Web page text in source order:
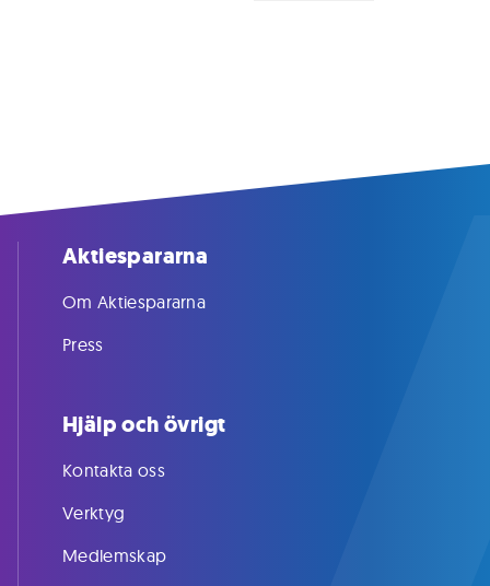
Aktiespararna
Om Aktiespararna
Press
Hjälp och övrigt
Kontakta oss
Verktyg
Medlemskap